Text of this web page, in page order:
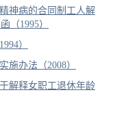
神病的合同制工人解
（1995）
）
施办法（2008）
解释女职工退休年龄